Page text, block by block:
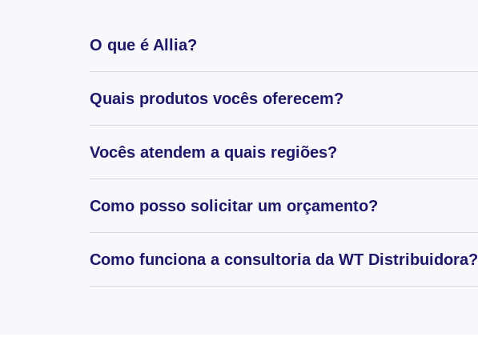
O que é Allia?
Quais produtos vocês oferecem?
Vocês atendem a quais regiões?
Como posso solicitar um orçamento?
Como funciona a consultoria da WT Distribuidora?